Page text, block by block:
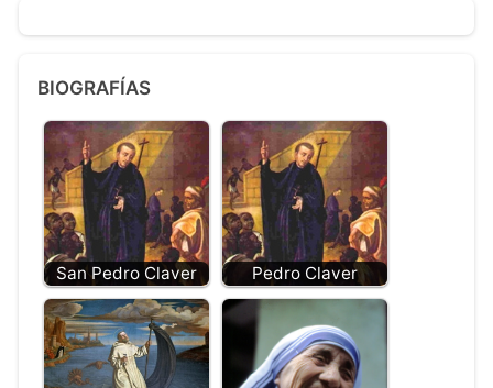
BIOGRAFÍAS
San Pedro Claver Pedro Claver